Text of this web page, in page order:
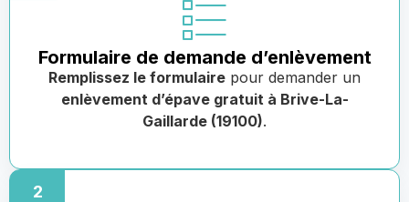
Formulaire de demande d’enlèvement
Remplissez le formulaire pour demander un
enlèvement d’épave gratuit à Brive-La-
Gaillarde (19100).
2